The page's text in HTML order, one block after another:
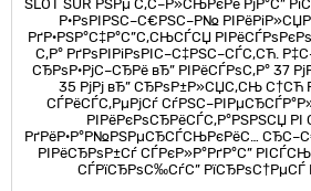
SLOT SUR РЅРµ С‚С–Р»СЊРєРё РјР°С”
Р·РѕРІРЅС–С€РЅС–Р№
РґР·РЅР°С‡Р°С”С‚СЊСЃСЏ
С‚Р° РґРѕРІРіРѕРІС–С‡РЅС–СЃС‚СЋ.
СЂРѕР·РјС–СЂРё вЂ” РІРёСЃРѕС‚Р° 37
35 РјРј вЂ” СЂРѕР±Р»СЏС‚СЊ
СЃРёСЃС‚РµРјСѓ
РІРёРєРѕСЂРёСЃС‚Р°РЅРЅСЏ
РґРёР·Р°Р№РЅРµСЂСЃСЊРєРёС…
РІРёСЂРѕР±Сѓ СЃРєР»Р°РґР°С”
СЃРїСЂРѕС‰СѓС” РїСЂРѕС†РµСЃ